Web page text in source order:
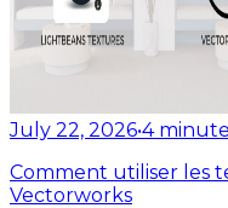
July 22, 2026•4
Comment utiliser les
Vectorworks